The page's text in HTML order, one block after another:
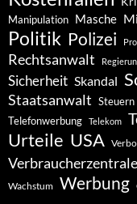
Manipulation Masche
Politik Polizei
Rechtsanwalt
Sicherheit Skandal
Staatsanwalt Steuern
Telefonwerbung Telekom
Urteile USA
Verbraucherzentrale
Wachstum Werbung